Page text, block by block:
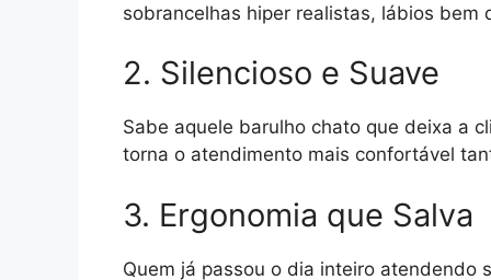
sobrancelhas hiper realistas, lábios
2. Silencioso e Suave
Sabe aquele barulho chato que deixa a
torna o atendimento mais confortável
3. Ergonomia que Salva
Quem já passou o dia inteiro atendendo